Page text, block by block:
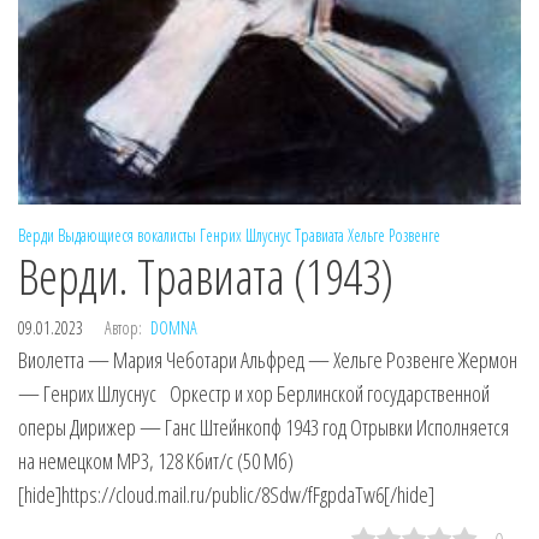
Верди Выдающиеся вокалисты Генрих ШлуснусТравиата Хельге Розвенге
Верди. Травиата (1943)
09.01.2023 Автор: DOMNA
Виолетта — Мария Чеботари Альфред — Хельге Розвенге Жермон
— Генрих Шлуснус Оркестр и хор Берлинской государственной
оперы Дирижер — Ганс Штейнкопф 1943 год Отрывки Исполняется
на немецком MP3, 128 Кбит/с (50 Мб)
[hide]https://cloud.mail.ru/public/8Sdw/fFgpdaTw6[/hide]